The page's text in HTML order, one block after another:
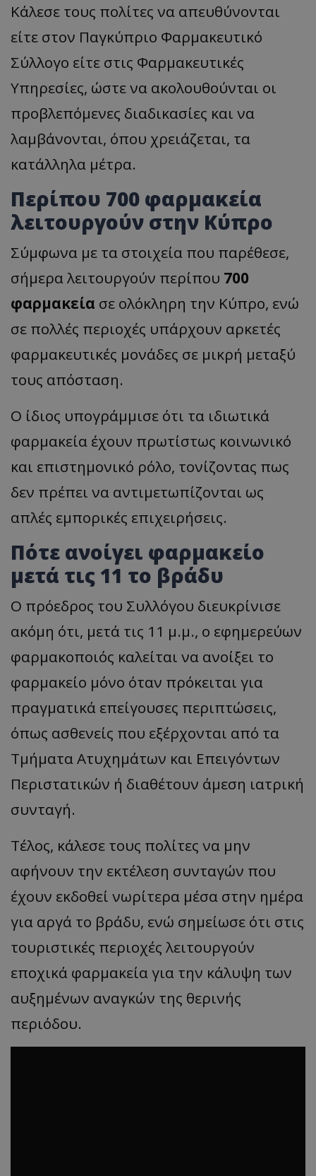
Κάλεσε τους πολίτες να απευθύνονται
είτε στον Παγκύπριο Φαρμακευτικό
Σύλλογο είτε στις Φαρμακευτικές
Υπηρεσίες, ώστε να ακολουθούνται οι
προβλεπόμενες διαδικασίες και να
λαμβάνονται, όπου χρειάζεται, τα
κατάλληλα μέτρα.
Περίπου 700 φαρμακεία
λειτουργούν στην Κύπρο
Σύμφωνα με τα στοιχεία που παρέθεσε,
σήμερα λειτουργούν περίπου 700
φαρμακεία σε ολόκληρη την Κύπρο, ενώ
σε πολλές περιοχές υπάρχουν αρκετές
φαρμακευτικές μονάδες σε μικρή μεταξύ
τους απόσταση.
Ο ίδιος υπογράμμισε ότι τα ιδιωτικά
φαρμακεία έχουν πρωτίστως κοινωνικό
και επιστημονικό ρόλο, τονίζοντας πως
δεν πρέπει να αντιμετωπίζονται ως
απλές εμπορικές επιχειρήσεις.
Πότε ανοίγει φαρμακείο
μετά τις 11 το βράδυ
Ο πρόεδρος του Συλλόγου διευκρίνισε
ακόμη ότι, μετά τις 11 μ.μ., ο εφημερεύων
φαρμακοποιός καλείται να ανοίξει το
φαρμακείο μόνο όταν πρόκειται για
πραγματικά επείγουσες περιπτώσεις,
όπως ασθενείς που εξέρχονται από τα
Τμήματα Ατυχημάτων και Επειγόντων
Περιστατικών ή διαθέτουν άμεση ιατρική
συνταγή.
Τέλος, κάλεσε τους πολίτες να μην
αφήνουν την εκτέλεση συνταγών που
έχουν εκδοθεί νωρίτερα μέσα στην ημέρα
για αργά το βράδυ, ενώ σημείωσε ότι στις
τουριστικές περιοχές λειτουργούν
εποχικά φαρμακεία για την κάλυψη των
αυξημένων αναγκών της θερινής
περιόδου.